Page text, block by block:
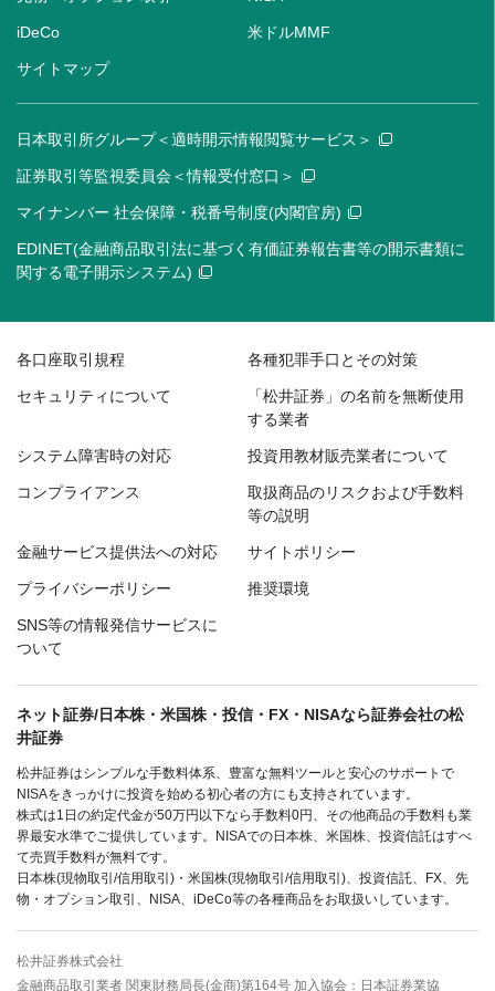
iDeCo 米ドルMMF
サイトマップ
日本取引所グループ＜適時開示情報閲覧サービス＞
証券取引等監視委員会＜情報受付窓口＞
マイナンバー 社会保障・税番号制度(内閣官房)
EDINET(金融商品取引法に基づく有価証券報告書等の開示書類に
関する電子開示システム)
各口座取引規程 各種犯罪手口とその対策
セキュリティについて
「松井証券」の名前を無断使用
する業者
システム障害時の対応 投資用教材販売業者について
コンプライアンス
取扱商品のリスクおよび手数料
等の説明
金融サービス提供法への対応 サイトポリシー
プライバシーポリシー 推奨環境
SNS等の情報発信サービスに
ついて
ネット証券/日本株・米国株・投信・FX・NISAなら証券会社の松
井証券
松井証券はシンプルな手数料体系、豊富な無料ツールと安心のサポートで
NISAをきっかけに投資を始める初心者の方にも支持されています。
株式は1日の約定代金が50万円以下なら手数料0円、その他商品の手数料も業
界最安水準でご提供しています。NISAでの日本株、米国株、投資信託はすべ
て売買手数料が無料です。
日本株(現物取引/信用取引)・米国株(現物取引/信用取引)、投資信託、FX、先
物・オプション取引、NISA、iDeCo等の各種商品をお取扱いしています。
松井証券株式会社
金融商品取引業者 関東財務局長(金商)第164号 加入協会：日本証券業協